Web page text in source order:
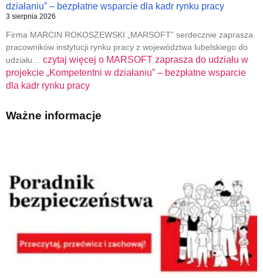
działaniu” – bezpłatne wsparcie dla kadr rynku pracy
3 sierpnia 2026
Firma MARCIN ROKOSZEWSKI „MARSOFT” serdecznie zaprasza
pracowników instytucji rynku pracy z województwa lubelskiego do
udziału… czytaj więcej o MARSOFT zaprasza do udziału w
projekcie „Kompetentni w działaniu” – bezpłatne wsparcie
dla kadr rynku pracy
Ważne informacje